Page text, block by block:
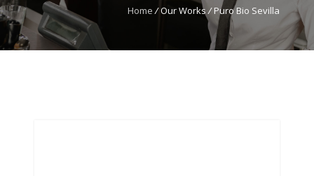
Home /Our Works/ Puro Bio Sevilla